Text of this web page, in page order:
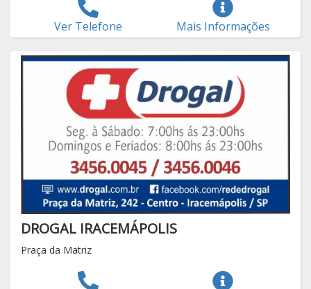
Ver Telefone Mais Informações
DROGAL IRACEMÁPOLIS
Praça da Matriz